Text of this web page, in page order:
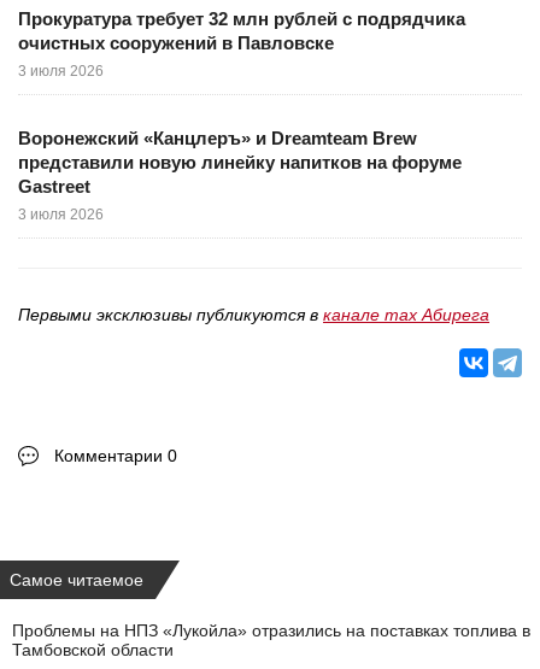
Прокуратура требует 32 млн рублей с подрядчика
очистных сооружений в Павловске
3 июля 2026
Воронежский «Канцлеръ» и Dreamteam Brew
представили новую линейку напитков на форуме
Gastreet
3 июля 2026
Первыми эксклюзивы публикуются в канале max Абирега
Комментарии 0
Самое читаемое
Проблемы на НПЗ «Лукойла» отразились на поставках топлива в
Тамбовской области